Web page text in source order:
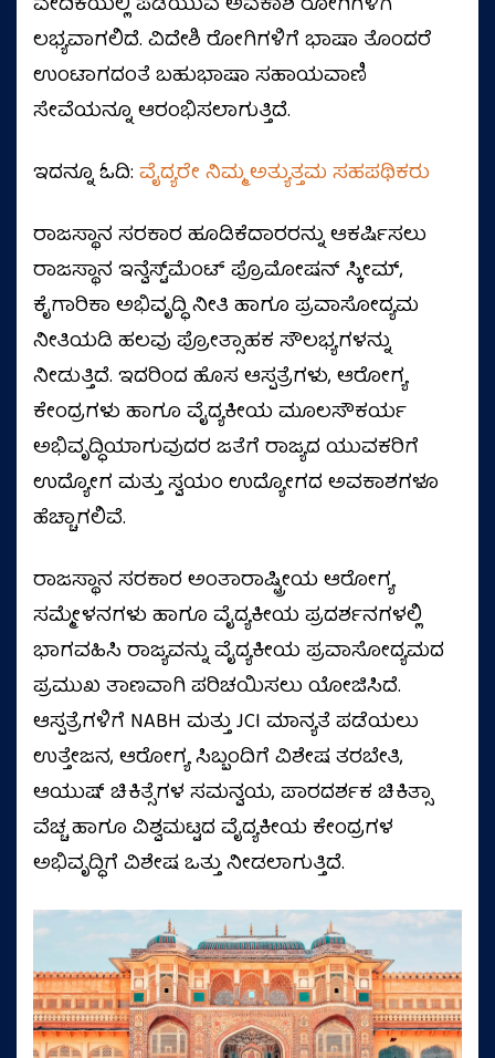
ಲಭ್ಯವಾಗಲಿದೆ. ವಿದೇಶಿ ರೋಗಿಗಳಿಗೆ ಭಾಷಾ ತೊಂದರೆ
ಉಂಟಾಗದಂತೆ ಬಹುಭಾಷಾ ಸಹಾಯವಾಣಿ
ಸೇವೆಯನ್ನೂ ಆರಂಭಿಸಲಾಗುತ್ತಿದೆ.
ಇದನ್ನೂ ಓದಿ:ವೈದ್ಯರೇ ನಿಮ್ಮ ಅತ್ಯುತ್ತಮ ಸಹಪಥಿಕರು
ರಾಜಸ್ಥಾನ ಸರಕಾರ ಹೂಡಿಕೆದಾರರನ್ನು ಆಕರ್ಷಿಸಲು
ರಾಜಸ್ಥಾನ ಇನ್ವೆಸ್ಟ್‌ಮೆಂಟ್ ಪ್ರೊಮೋಷನ್ ಸ್ಕೀಮ್,
ಕೈಗಾರಿಕಾ ಅಭಿವೃದ್ಧಿ ನೀತಿ ಹಾಗೂ ಪ್ರವಾಸೋದ್ಯಮ
ನೀತಿಯಡಿ ಹಲವು ಪ್ರೋತ್ಸಾಹಕ ಸೌಲಭ್ಯಗಳನ್ನು
ನೀಡುತ್ತಿದೆ. ಇದರಿಂದ ಹೊಸ ಆಸ್ಪತ್ರೆಗಳು, ಆರೋಗ್ಯ
ಕೇಂದ್ರಗಳು ಹಾಗೂ ವೈದ್ಯಕೀಯ ಮೂಲಸೌಕರ್ಯ
ಅಭಿವೃದ್ಧಿಯಾಗುವುದರ ಜತೆಗೆ ರಾಜ್ಯದ ಯುವಕರಿಗೆ
ಉದ್ಯೋಗ ಮತ್ತು ಸ್ವಯಂ ಉದ್ಯೋಗದ ಅವಕಾಶಗಳೂ
ಹೆಚ್ಚಾಗಲಿವೆ.
ರಾಜಸ್ಥಾನ ಸರಕಾರ ಅಂತಾರಾಷ್ಟ್ರೀಯ ಆರೋಗ್ಯ
ಸಮ್ಮೇಳನಗಳು ಹಾಗೂ ವೈದ್ಯಕೀಯ ಪ್ರದರ್ಶನಗಳಲ್ಲಿ
ಭಾಗವಹಿಸಿ ರಾಜ್ಯವನ್ನು ವೈದ್ಯಕೀಯ ಪ್ರವಾಸೋದ್ಯಮದ
ಪ್ರಮುಖ ತಾಣವಾಗಿ ಪರಿಚಯಿಸಲು ಯೋಜಿಸಿದೆ.
ಆಸ್ಪತ್ರೆಗಳಿಗೆ NABH ಮತ್ತು JCI ಮಾನ್ಯತೆ ಪಡೆಯಲು
ಉತ್ತೇಜನ, ಆರೋಗ್ಯ ಸಿಬ್ಬಂದಿಗೆ ವಿಶೇಷ ತರಬೇತಿ,
ಆಯುಷ್ ಚಿಕಿತ್ಸೆಗಳ ಸಮನ್ವಯ, ಪಾರದರ್ಶಕ ಚಿಕಿತ್ಸಾ
ವೆಚ್ಚ ಹಾಗೂ ವಿಶ್ವಮಟ್ಟದ ವೈದ್ಯಕೀಯ ಕೇಂದ್ರಗಳ
ಅಭಿವೃದ್ಧಿಗೆ ವಿಶೇಷ ಒತ್ತು ನೀಡಲಾಗುತ್ತಿದೆ.